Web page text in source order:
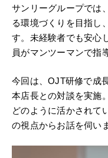
サンリーグループでは
る環境づくりを目指し
す。未経験者でも安心
員がマンツーマンで指
今回は、OJT研修で成
本店長との対談を実施
どのように活かされて
の視点からお話を伺い